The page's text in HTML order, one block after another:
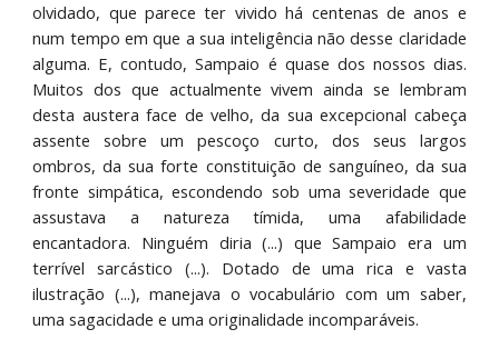
olvidado, que parece ter vivido há centenas de anos e
num tempo em que a sua inteligência não desse claridade
alguma. E, contudo, Sampaio é quase dos nossos dias.
Muitos dos que actualmente vivem ainda se lembram
desta austera face de velho, da sua excepcional cabeça
assente sobre um pescoço curto, dos seus largos
ombros, da sua forte constituição de sanguíneo, da sua
fronte simpática, escondendo sob uma severidade que
assustava a natureza tímida, uma afabilidade
encantadora. Ninguém diria (...) que Sampaio era um
terrível sarcástico (...). Dotado de uma rica e vasta
ilustração (...), manejava o vocabulário com um saber,
uma sagacidade e uma originalidade incomparáveis.